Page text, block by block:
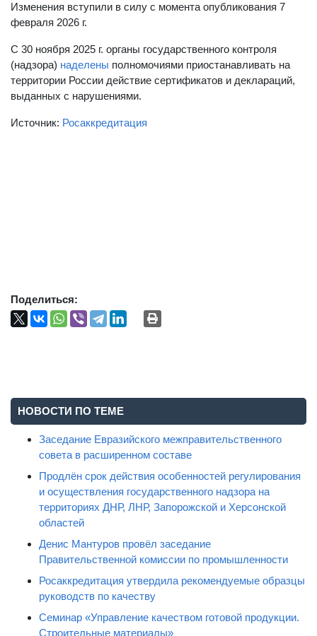
Изменения вступили в силу с момента опубликования 7
февраля 2026 г.
С 30 ноября 2025 г. органы государственного контроля
(надзора) наделены полномочиями приостанавливать на
территории России действие сертификатов и деклараций,
выданных с нарушениями.
Источник: Росаккредитация
Поделиться:
НОВОСТИ ПО ТЕМЕ
Заседание Евразийского межправительственного
совета в расширенном составе
Продлён срок действия особенностей регулирования
и осуществления государственного надзора на
территориях ДНР, ЛНР, Запорожской и Херсонской
областей
Денис Мантуров провёл заседание
Правительственной комиссии по промышленности
Росаккредитация утвердила рекомендуемые образцы
руководств по качеству
Семинар «Управление качеством готовой продукции.
Строительные материалы»